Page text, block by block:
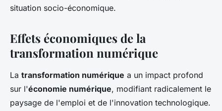
situation socio-économique.
Effets économiques de la
transformation numérique
La transformation numérique a un impact profond
sur l'économie numérique, modifiant radicalement le
paysage de l'emploi et de l'innovation technologique.